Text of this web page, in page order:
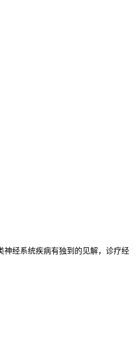
经系统疾病有独到的见解，诊疗经